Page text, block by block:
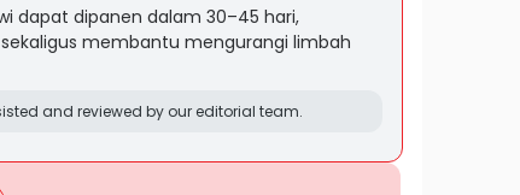
dapat dipanen dalam 30–45 hari,
membantu mengurangi limbah
and reviewed by our editorial team.